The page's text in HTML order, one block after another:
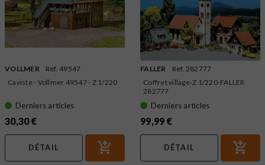
VOLLMER
Ref. 49547
Caviste - Vollmer 49547 - Z 1/220
Derniers articles
30,30 €
DÉTAIL
FALLER
Ref. 282777
Coffret village-Z 1/220-FALLER
282777
Derniers articles
99,99 €
DÉTAIL